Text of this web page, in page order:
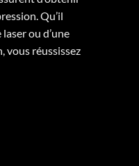
Qu’il
laser ou d’une
réussissez